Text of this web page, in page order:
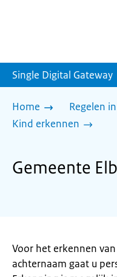
Single Digital Gateway
Home
Regelen
Kind erkennen
Gemeente
Voor het erkennen
achternaam gaat u